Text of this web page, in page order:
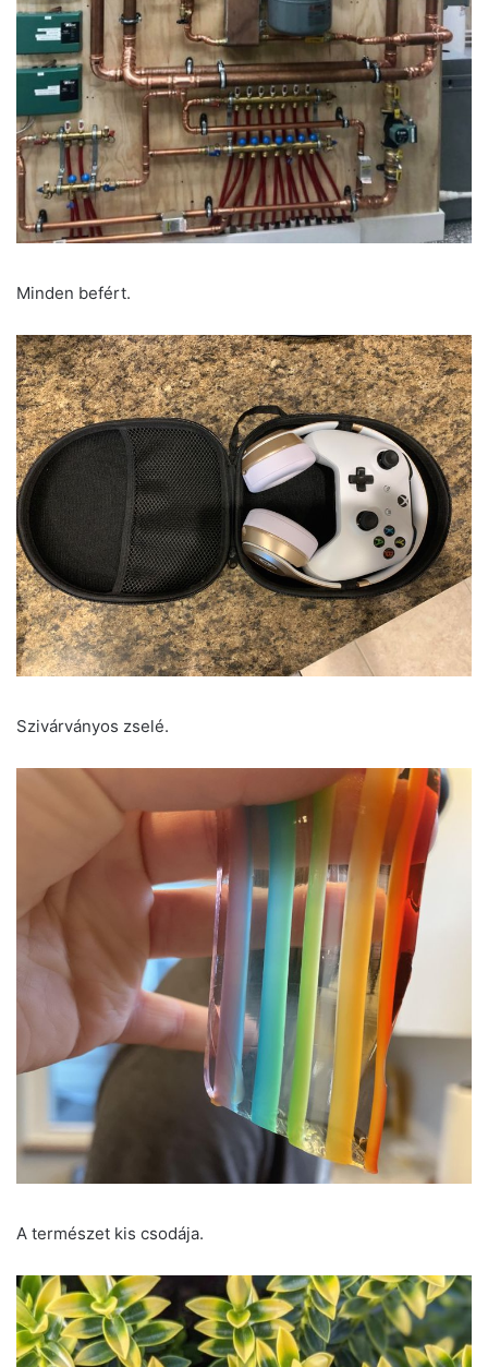
Minden befért.
Szivárványos zselé.
A természet kis csodája.